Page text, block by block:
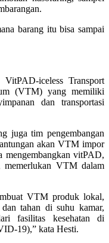
barang itu bisa sampai
iceless Transport
(VTM) yang memiliki
dan transportasi
juga tim pengembangan
akan VTM impor
mengembangkan vitPAD,
memerlukan VTM dalam
VTM produk lokal,
tahan di suhu kamar,
fasilitas kesehatan di
19),” kata Hesti.